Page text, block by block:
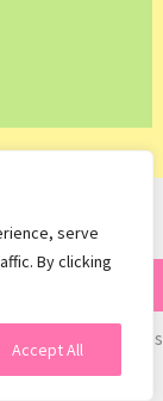
serve
By clicking
Accept All
42 suscriptores
Suscribirse